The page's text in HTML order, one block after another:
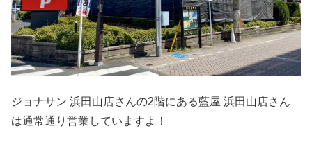
ジョナサン 浜田山店さんの2階にある藍屋 浜田山店さん
は通常通り営業していますよ！